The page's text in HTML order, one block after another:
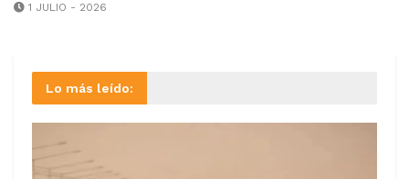
1 JULIO - 2026
Lo más leído: